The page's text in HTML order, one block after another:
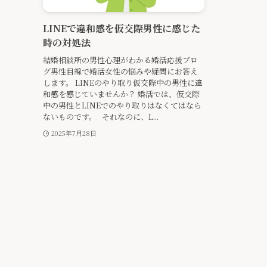
LINEで違和感を仮交際男性に感じた
時の対処法
結婚相談所の男性心理がわかる婚活応援ブロ
グ男性目線で婚活女性の悩みや疑問にお答え
します。 LINEのやり取り仮交際中の男性に違
和感を感じていませんか？ 婚活では、仮交際
中の男性とLINEでのやり取りはなくてはなら
ないものです。 それなのに、L...
2025年7月28日